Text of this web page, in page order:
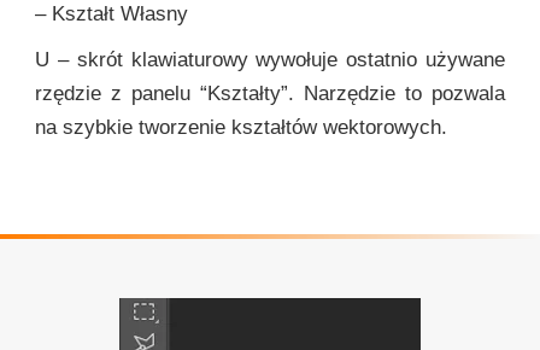
– Kształt Własny
U – skrót klawiaturowy wywołuje ostatnio używane
rzędzie z panelu “Kształty”. Narzędzie to pozwala
na szybkie tworzenie kształtów wektorowych.